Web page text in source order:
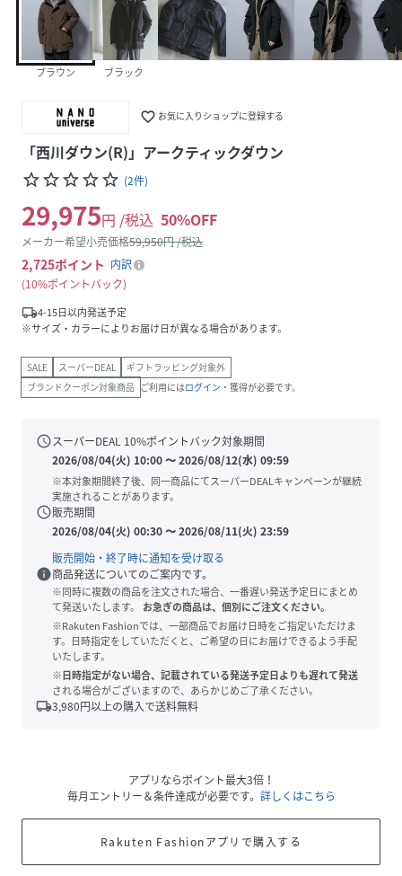
ブラウン ブラック
favorite_border お気に入りショップに登録する
「西川ダウン(R)」アークティックダウン
star_borderstar_borderstar_borderstar_borderstar_border (2件)
29,975円 /税込 50%OFF
メーカー希望小売価格59,950円 /税込
2,725ポイント 内訳
10%ポイントバック
local_shipping4-15日以内発送予定
※サイズ・カラーによりお届け日が異なる場合があります。
SALE スーパーDEAL
ギフトラッピング対象外
ブランドクーポン対象商品 ご利用にはログイン ・獲得が必要です。
scheduleスーパーDEAL 10%ポイントバック対象期間
2026/08/04(火) 10:00〜2026/08/12(水) 09:59
※本対象期間終了後、同一商品にてスーパーDEALキャンペーンが継続
実施されることがあります。
schedule販売期間
2026/08/04(火) 00:30〜2026/08/11(火) 23:59
販売開始・終了時に通知を受け取る
info商品発送についてのご案内です。
※同時に複数の商品を注文された場合、一番遅い発送予定日にまとめ
て発送いたします。
お急ぎの商品は、個別にご注文ください。
※Rakuten Fashionでは、一部商品でお届け日時をご指定いただけま
す。日時指定をしていただくと、ご希望の日にお届けできるよう手配
いたします。
※日時指定がない場合、記載されている発送予定日よりも遅れて発送
される場合がございますので、あらかじめご了承ください。
local_shipping3,980円以上の購入で送料無料
アプリならポイント最大3倍！
毎月エントリー＆条件達成が必要です。 詳しくはこちら
Rakuten Fashionアプリで購入する